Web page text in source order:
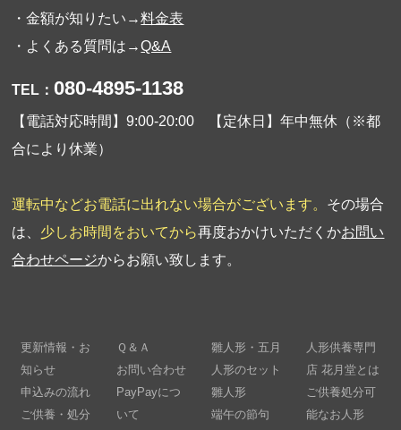
・金額が知りたい→料金表
・よくある質問は→Q&A
TEL： 080-4895-1138
【電話対応時間】9:00-20:00 【定休日】年中無休（※都
合により休業）
運転中などお電話に出れない場合がございます。 その場合
は、 少しお時間をおいてから再度おかけいただくかお問い
合わせページからお願い致します。
更新情報・お
知らせ
申込みの流れ
ご供養・処分
Ｑ＆Ａ
お問い合わせ
PayPayにつ
いて
雛人形・五月
人形のセット
雛人形
端午の節句
人形供養専門
店 花月堂とは
ご供養処分可
能なお人形